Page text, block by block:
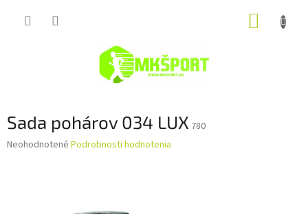
Sada pohárov 034 LUX 780
Priemerné
Neohodnotené Podrobnosti hodnotenia